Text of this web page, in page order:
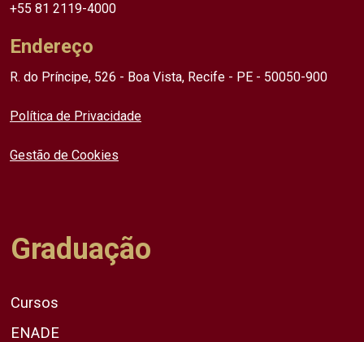
+55 81 2119-4000
Endereço
R. do Príncipe, 526 - Boa Vista, Recife - PE - 50050-900
Política de Privacidade
Gestão de Cookies
Graduação
Cursos
ENADE